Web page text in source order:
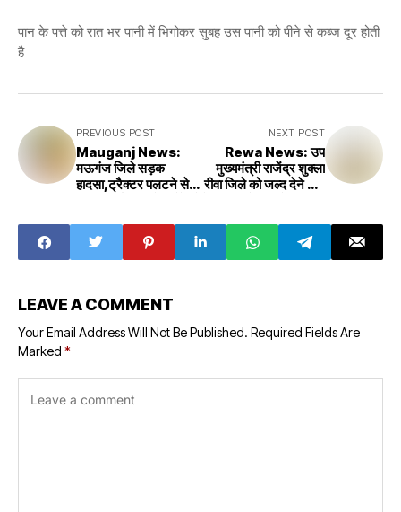
पान के पत्ते को रात भर पानी में भिगोकर सुबह उस पानी को पीने से कब्ज दूर होती
है
PREVIOUS POST
Mauganj News:
मऊगंज जिले सड़क
हादसा,ट्रैक्टर पलटने से
NEXT POST
Rewa News: उप
मुख्यमंत्री राजेंद्र शुक्ला
रीवा जिले को जल्द देने वाले
LEAVE A COMMENT
Your Email Address Will Not Be Published. Required Fields Are
Marked *